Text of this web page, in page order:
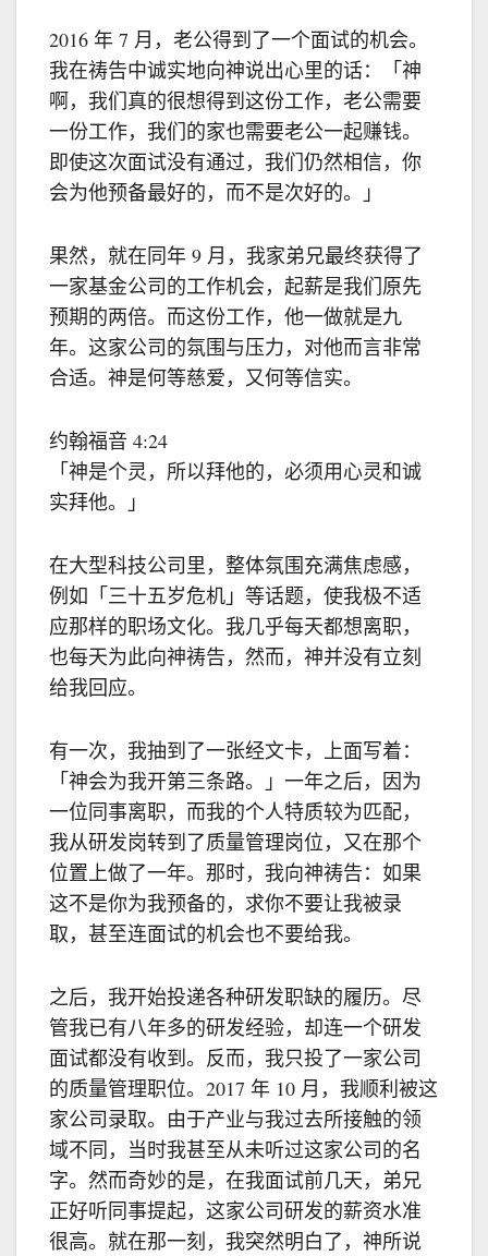
2016 年 7 月，老公得到了一个面试的机会。
我在祷告中诚实地向神说出心里的话：「神
啊，我们真的很想得到这份工作，老公需要
一份工作，我们的家也需要老公一起赚钱。
即使这次面试没有通过，我们仍然相信，你
会为他预备最好的，而不是次好的。」
果然，就在同年 9 月，我家弟兄最终获得了
一家基金公司的工作机会，起薪是我们原先
预期的两倍。而这份工作，他一做就是九
年。这家公司的氛围与压力，对他而言非常
合适。神是何等慈爱，又何等信实。
约翰福音 4:24
「神是个灵，所以拜他的，必须用心灵和诚
实拜他。」
在大型科技公司里，整体氛围充满焦虑感，
例如「三十五岁危机」等话题，使我极不适
应那样的职场文化。我几乎每天都想离职，
也每天为此向神祷告，然而，神并没有立刻
给我回应。
有一次，我抽到了一张经文卡，上面写着：
「神会为我开第三条路。」一年之后，因为
一位同事离职，而我的个人特质较为匹配，
我从研发岗转到了质量管理岗位，又在那个
位置上做了一年。那时，我向神祷告：如果
这不是你为我预备的，求你不要让我被录
取，甚至连面试的机会也不要给我。
之后，我开始投递各种研发职缺的履历。尽
管我已有八年多的研发经验，却连一个研发
面试都没有收到。反而，我只投了一家公司
的质量管理职位。2017 年 10 月，我顺利被这
家公司录取。由于产业与我过去所接触的领
域不同，当时我甚至从未听过这家公司的名
字。然而奇妙的是，在我面试前几天，弟兄
正好听同事提起，这家公司研发的薪资水准
很高。就在那一刻，我突然明白了，神所说